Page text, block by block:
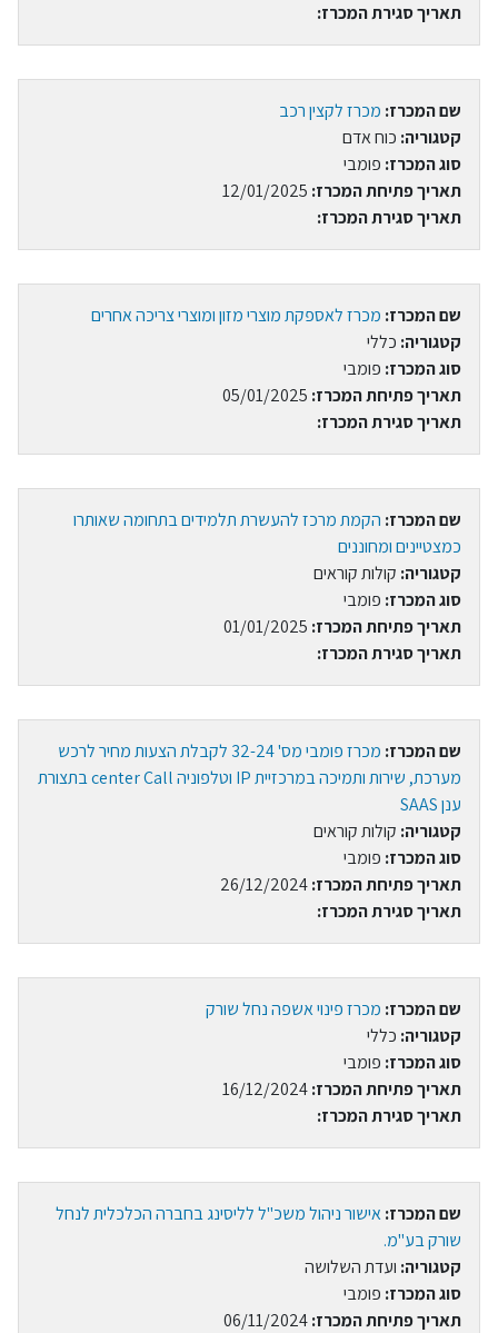
תאריך סגירת המכרז:
שם המכרז: מכרז לקצין רכב
קטגוריה: כוח אדם
סוג המכרז: פומבי
תאריך פתיחת המכרז: 12/01/2025
תאריך סגירת המכרז:
שם המכרז: מכרז לאספקת מוצרי מזון ומוצרי צריכה אחרים
קטגוריה: כללי
סוג המכרז: פומבי
תאריך פתיחת המכרז: 05/01/2025
תאריך סגירת המכרז:
שם המכרז: הקמת מרכז להעשרת תלמידים בתחומה שאותרו
כמצטיינים ומחוננים
קטגוריה: קולות קוראים
סוג המכרז: פומבי
תאריך פתיחת המכרז: 01/01/2025
תאריך סגירת המכרז:
שם המכרז:
מכרז פומבי מס' 32-24 לקבלת הצעות מחיר לרכש
מערכת, שירות ותמיכה במרכזיית IP וטלפוניה center Call בתצורת
ענן SAAS
קטגוריה: קולות קוראים
סוג המכרז: פומבי
תאריך פתיחת המכרז:26/12/2024
תאריך סגירת המכרז:
שם המכרז: מכרז פינוי אשפה נחל שורק
קטגוריה: כללי
סוג המכרז: פומבי
תאריך פתיחת המכרז:16/12/2024
תאריך סגירת המכרז:
שם המכרז:אישור ניהול משכ"ל לליסינג בחברה הכלכלית לנחל
שורק בע"מ.
קטגוריה: ועדת השלושה
סוג המכרז: פומבי
תאריך פתיחת המכרז:06/11/2024